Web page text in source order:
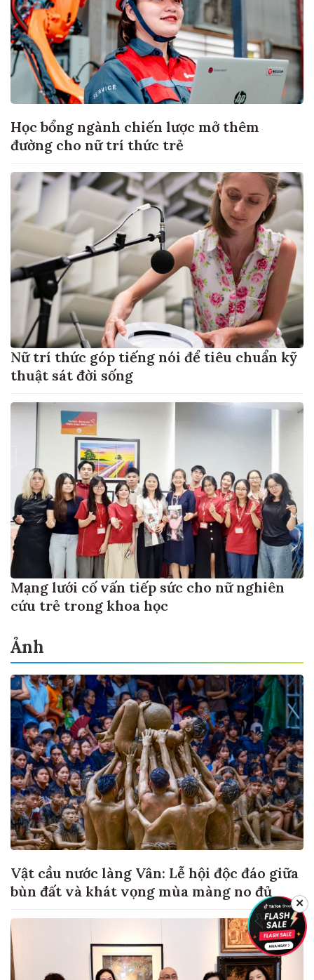
Học bổng ngành chiến lược mở thêm
đường cho nữ trí thức trẻ
Nữ trí thức góp tiếng nói để tiêu chuẩn kỹ
thuật sát đời sống
Mạng lưới cố vấn tiếp sức cho nữ nghiên
cứu trẻ trong khoa học
Ảnh
Vật cầu nước làng Vân: Lễ hội độc đáo giữa
bùn đất và khát vọng mùa màng no đủ
✕